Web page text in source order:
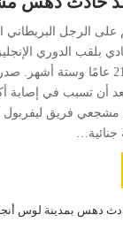
على الرجل
بلقب الدوري
الماضي، بالسجن لمدة 21 عامًا
فريق ليفربول